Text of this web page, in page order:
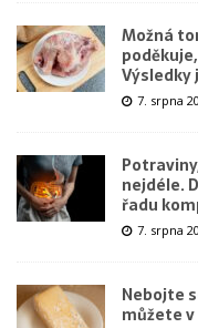
Možná
Výsledky
7. srpna
nejdéle.
řadu
7. srpna
Nebojte
můžete